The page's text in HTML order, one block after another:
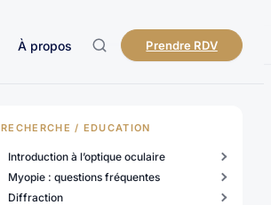
À propos Prendre RDV
RECHERCHE / EDUCATION
Introduction à l’optique oculaire
Myopie : questions fréquentes
Diffraction